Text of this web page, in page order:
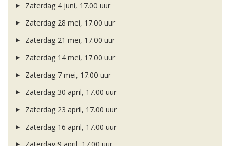
Zaterdag 4 juni, 17.00 uur
Zaterdag 28 mei, 17.00 uur
Zaterdag 21 mei, 17.00 uur
Zaterdag 14 mei, 17.00 uur
Zaterdag 7 mei, 17.00 uur
Zaterdag 30 april, 17.00 uur
Zaterdag 23 april, 17.00 uur
Zaterdag 16 april, 17.00 uur